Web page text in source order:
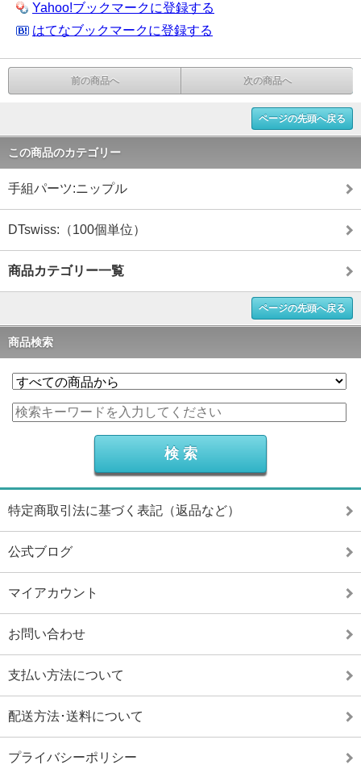
Yahoo!ブックマークに登録する
はてなブックマークに登録する
前の商品へ 次の商品へ
ページの先頭へ戻る
この商品のカテゴリー
手組パーツ:ニップル
DTswiss:（100個単位）
商品カテゴリー一覧
ページの先頭へ戻る
商品検索
特定商取引法に基づく表記（返品など）
公式ブログ
マイアカウント
お問い合わせ
支払い方法について
配送方法･送料について
プライバシーポリシー